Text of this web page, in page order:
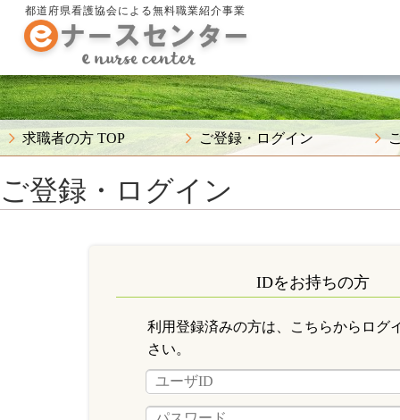
都道府県看護協会による無料職業紹介事業
求職者の方 TOP ご登録・ログイン
ご登録・ログイン
IDをお持ちの方
利用登録済みの方は、こちらからログ
さい。